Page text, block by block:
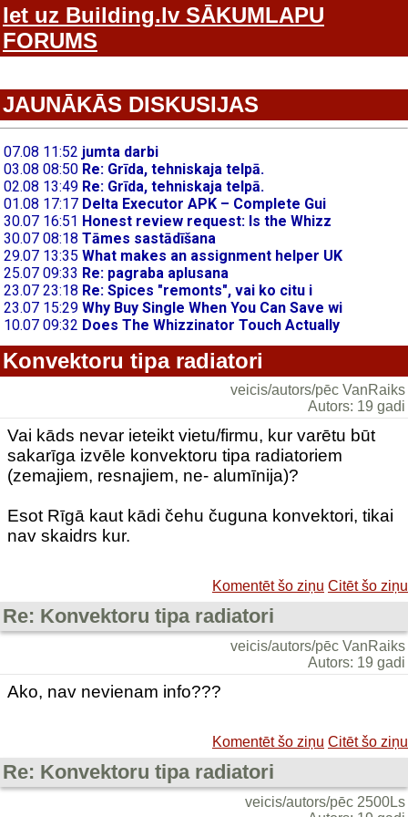
Iet uz Building.lv SĀKUMLAPU
FORUMS
JAUNĀKĀS DISKUSIJAS
Konvektoru tipa radiatori
veicis/autors/pēc VanRaiks
Autors: 19 gadi
Vai kāds nevar ieteikt vietu/firmu, kur varētu būt
sakarīga izvēle konvektoru tipa radiatoriem
(zemajiem, resnajiem, ne- alumīnija)?
Esot Rīgā kaut kādi čehu čuguna konvektori, tikai
nav skaidrs kur.
Komentēt šo ziņu Citēt šo ziņu
Re: Konvektoru tipa radiatori
veicis/autors/pēc VanRaiks
Autors: 19 gadi
Ako, nav nevienam info???
Komentēt šo ziņu Citēt šo ziņu
Re: Konvektoru tipa radiatori
veicis/autors/pēc 2500Ls